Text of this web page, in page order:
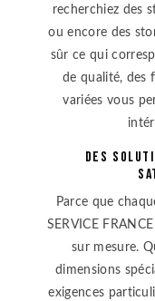
recherchiez des
ou encore des
sûr ce qui
de qualité, des
variées vous
Des
Parce que
SERVICE
sur mesure.
dimensions
exigences